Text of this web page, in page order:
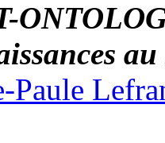
Paule